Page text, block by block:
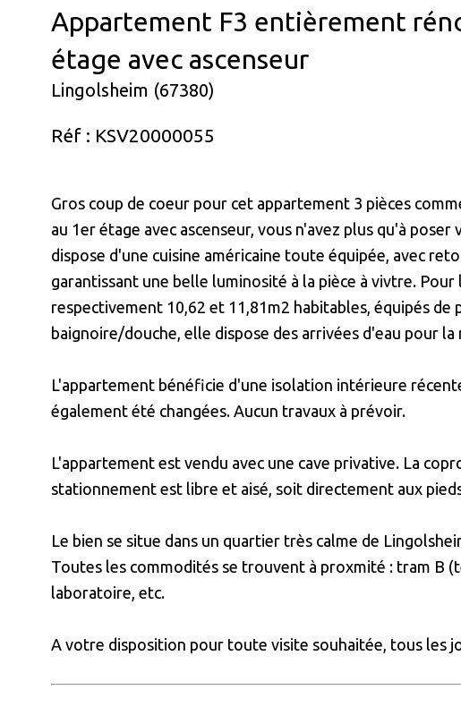
Appartement F3 entièrement
étage avec ascenseur
Lingolsheim (67380)
Réf : KSV20000055
Gros coup de coeur pour cet appartement 3 pièces
au 1er étage avec ascenseur, vous n'avez plus qu'à
dispose d'une cuisine américaine toute équipée, avec
garantissant une belle luminosité à la pièce à vivtre.
respectivement 10,62 et 11,81m2 habitables, équipés de
baignoire/douche, elle dispose des arrivées d'eau pour
L'appartement bénéficie d'une isolation intérieure
également été changées. Aucun travaux à prévoir.
L'appartement est vendu avec une cave privative. La
stationnement est libre et aisé, soit directement aux
Le bien se situe dans un quartier très calme de
Toutes les commodités se trouvent à proxmité : tram B
laboratoire, etc.
A votre disposition pour toute visite souhaitée, tous les